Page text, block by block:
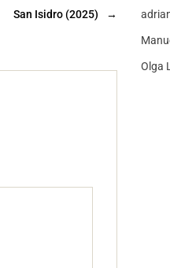
→
San Isidro (2025)
Olga